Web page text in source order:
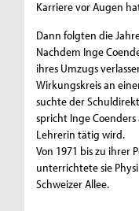
Karriere vor Augen
Dann folgten die
Nachdem Inge
ihres Umzugs
Wirkungskreis an
suchte der
spricht Inge
Lehrerin tätig wird.
Von 1971 bis zu ihrer
unterrichtete sie
Schweizer Allee.